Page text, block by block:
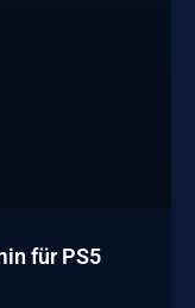
für PS5